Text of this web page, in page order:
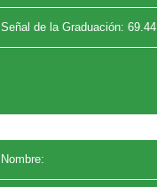
Señal de la Graduación: 69.44
Nombre: